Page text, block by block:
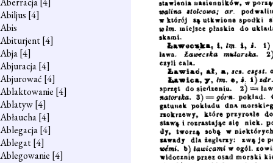
Abiljus [4]
Abis
Abiturjent[4]
Abja[4]
Abjuracja[4]
Abjurować [4]
Ablaktowanie [4]
Ablatyw[4]
Abłaucha[4]
Ablegacja[4]
Ablegat[4]
Ablegowanie [4]